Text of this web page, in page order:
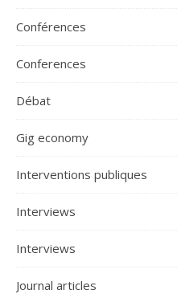
Conférences
Conferences
Débat
Gig economy
Interventions publiques
Interviews
Interviews
Journal articles